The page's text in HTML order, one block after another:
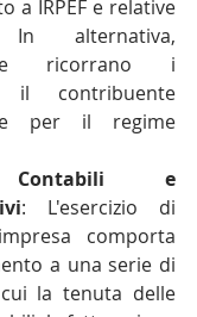
a IRPEF e relative
In alternativa,
ricorrano i
il contribuente
per il regime
Contabili e
: L'esercizio di
comporta
a una serie di
la tenuta delle